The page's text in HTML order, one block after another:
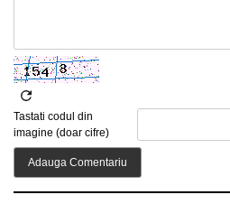
Tastati codul din
imagine (doar cifre)